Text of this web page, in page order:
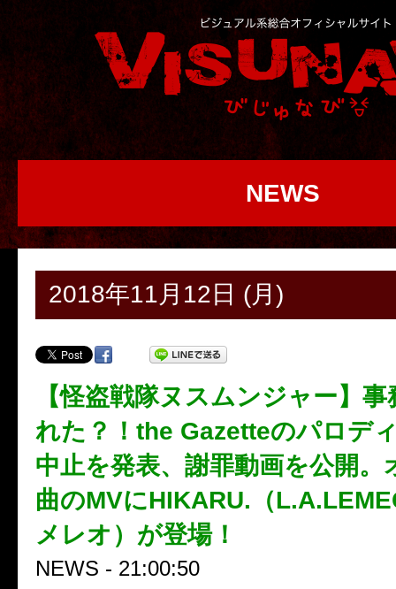
NEWS
2018年11月12日 (月)
【怪盗戦隊ヌスムンジャー】
れた？！the Gazetteのパロデ
中止を発表、謝罪動画を公開。
曲のMVにHIKARU.（
メレオ）が登場！
NEWS - 21:00:50